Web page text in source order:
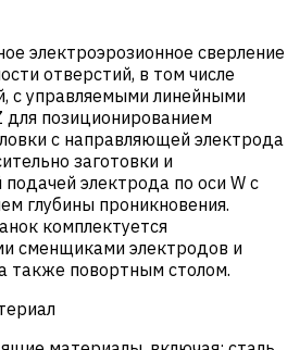
электроэрозионное сверление
отверстий, в том числе
с управляемыми линейными
для позиционированием
с направляющей электрода
заготовки и
электрода по оси W с
глубины проникновения.
комплектуется
сменщиками электродов и
также повортным столом.